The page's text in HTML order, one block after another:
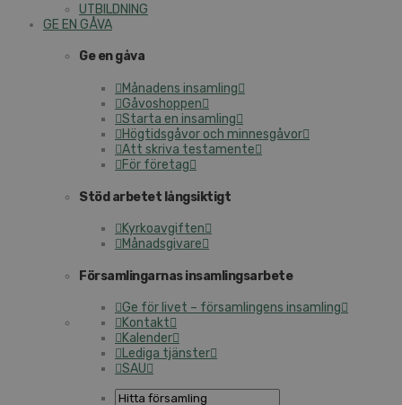
UTBILDNING
GE EN GÅVA
Ge en gåva
Månadens insamling
Gåvoshoppen
Starta en insamling
Högtidsgåvor och minnesgåvor
Att skriva testamente
För företag
Stöd arbetet långsiktigt
Kyrkoavgiften
Månadsgivare
Församlingarnas insamlingsarbete
Ge för livet – församlingens insamling
Kontakt
Kalender
Lediga tjänster
SAU